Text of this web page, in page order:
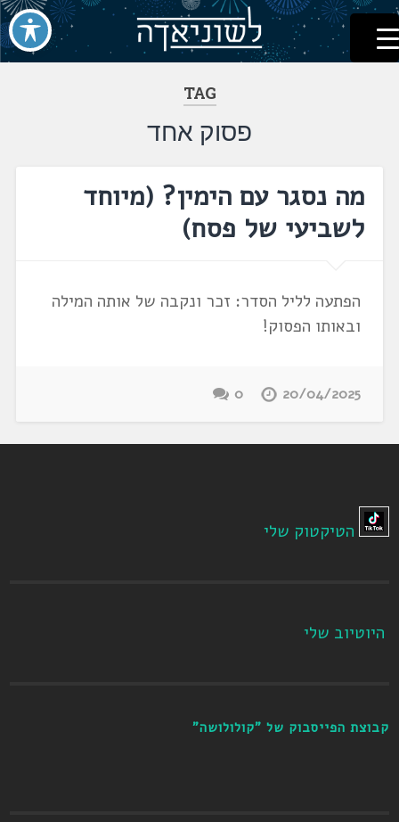
דלג
לתוכן
לשוניאדה
עברית. לשון. שפה
TAG
פסוק אחד
מה נסגר עם הימין? (מיוחד
לשביעי של פסח)
הפתעה לליל הסדר: זכר ונקבה של אותה המילה
ובאותו הפסוק!
20/04/2025
0
הטיקטוק שלי
היוטיוב שלי
קבוצת הפייסבוק של "קולולושה"